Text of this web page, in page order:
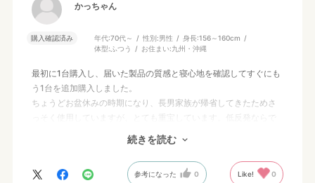
かっちゃん
購入確認済み 年代:70代～ 性別:男性 身長:156～160cm
体型:ふつう お住まい:九州・沖縄
最初に1台購入し、届いた製品の質感と寝心地を確認してすぐにも
う1台を追加購入しました。
ちょうどお盆休みの時期になり、長男家族が帰省してきたためさ
っそく使用していますが、とても重宝しています。低反発ならで
はの適度なフィット感があり、急な来客・帰省用としても安心し
製品自体には非常に満足していますが、日常使いや来客後に押し
入れへ収納する際、もう少し折りたたみやすい構造（畳んだ状態
続きを読む
参考になった 0 Like! 0